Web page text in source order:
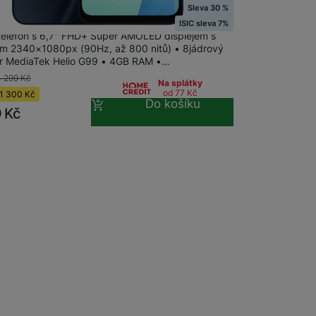
Stolní pevné linky
Galaxy A16 LTE 4+128GB BlackSleva 30 %
ISIC sleva 7%
s 6,7" FHD+ Super AMOLED displejem s
2340×1080px (90Hz, až 800 nitů) • 8jádrový
MediaTek Helio G99 • 4GB RAM •…
299Kč
1 300 Kč
Kč
Na splátky
od 77 Kč
Do košíku